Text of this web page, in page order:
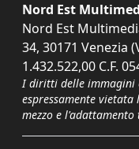
Nord Est
Nord Est
34, 30171 Venezia
1.432.522,00 C.F.
I diritti delle immagini
espressamente
mezzo e